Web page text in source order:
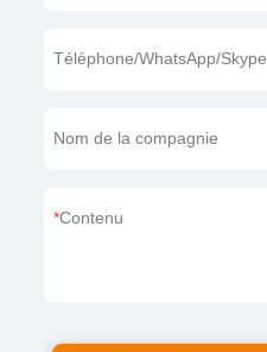
Téléphone/WhatsApp/Skype
Nom de la compagnie
Contenu